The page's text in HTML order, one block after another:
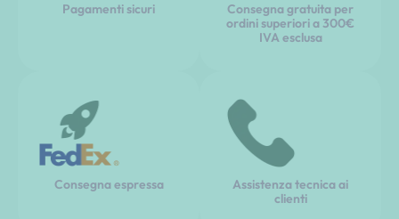
Pagamenti sicuri
Consegna gratuita per
ordini superiori a 300€
IVA esclusa
Consegna espressa
Assistenza tecnica ai
clienti